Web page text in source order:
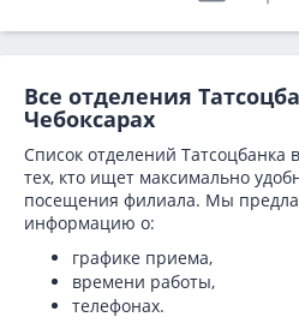
Все отделения
Чебоксарах
Список отделений Татсоцбанка
тех, кто ищет максимально
посещения филиала. Мы
информацию о:
графике приема,
времени работы,
телефонах.